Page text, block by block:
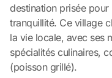
destination prisée
tranquillité. Ce village
la vie locale, avec ses
spécialités culinaires,
(poisson grillé).